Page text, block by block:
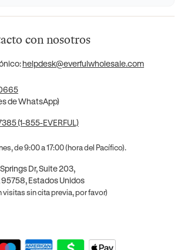
con nosotros
helpdesk@everfulwholesale.com
de WhatsApp)
(1-855-EVERFUL)
de 9:00 a 17:00 (hora del Pacífico).
Dr, Suite 203,
95758, Estados Unidos
visitas sin cita previa, por favor)